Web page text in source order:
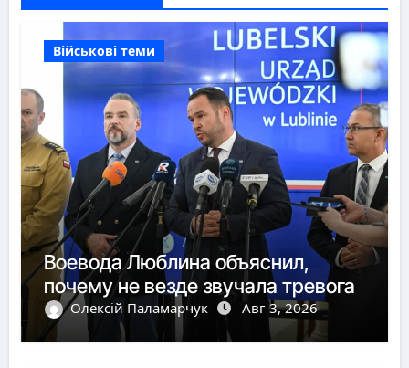
Військові теми
Воевода Люблина объяснил,
почему не везде звучала тревога
Олексій Паламарчук Авг 3, 2026